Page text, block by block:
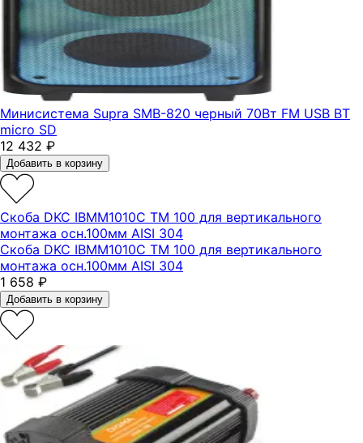
Минисистема Supra SMB-820 черный 70Вт FM USB BT
micro SD
12 432 ₽
Добавить в корзину
Скоба DKC IBMM1010C ТМ 100 для вертикального
монтажа осн.100мм AISI 304
Скоба DKC IBMM1010C ТМ 100 для вертикального
монтажа осн.100мм AISI 304
1 658 ₽
Добавить в корзину